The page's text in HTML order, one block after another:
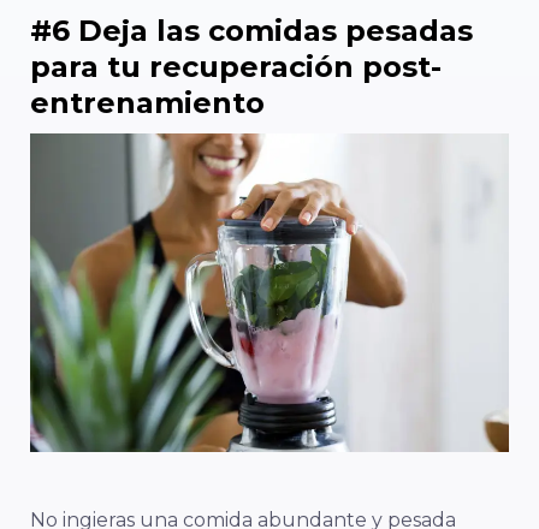
#6 Deja las comidas pesadas
para tu recuperación post-
entrenamiento
No ingieras una comida abundante y pesada